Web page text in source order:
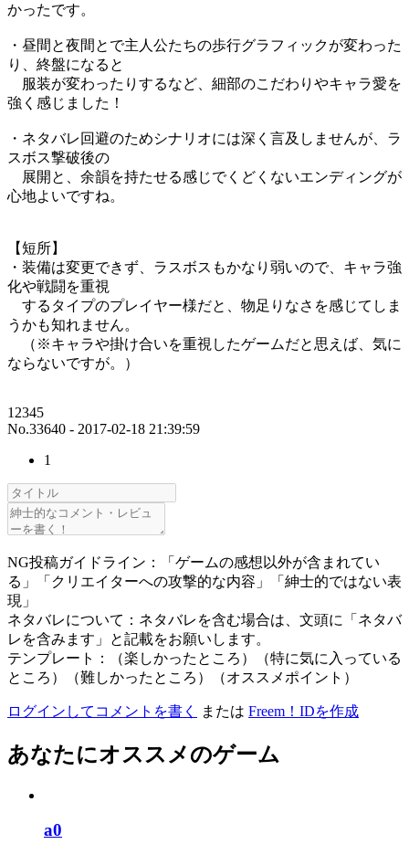
かったです。
・昼間と夜間とで主人公たちの歩行グラフィックが変わった
り、終盤になると
服装が変わったりするなど、細部のこだわりやキャラ愛を
強く感じました！
・ネタバレ回避のためシナリオには深く言及しませんが、ラ
スボス撃破後の
展開と、余韻を持たせる感じでくどくないエンディングが
心地よいですね。
【短所】
・装備は変更できず、ラスボスもかなり弱いので、キャラ強
化や戦闘を重視
するタイプのプレイヤー様だと、物足りなさを感じてしま
うかも知れません。
（※キャラや掛け合いを重視したゲームだと思えば、気に
ならないですが。）
12345
No.33640 - 2017-02-18 21:39:59
1
NG投稿ガイドライン：「ゲームの感想以外が含まれてい
る」「クリエイターへの攻撃的な内容」「紳士的ではない表
現」
ネタバレについて：ネタバレを含む場合は、文頭に「ネタバ
レを含みます」と記載をお願いします。
テンプレート：（楽しかったところ）（特に気に入っている
ところ）（難しかったところ）（オススメポイント）
ログインしてコメントを書く または Freem！IDを作成
あなたにオススメのゲーム
a0